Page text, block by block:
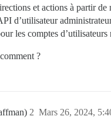
et actions à partir de
d’utilisateur
les comptes
?
Mars 26, 2024,
2